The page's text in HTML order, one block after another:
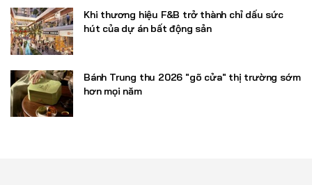
Khi thương hiệu F&B trở thành chỉ dấu sức
hút của dự án bất động sản
Bánh Trung thu 2026 "gõ cửa" thị trường sớm
hơn mọi năm